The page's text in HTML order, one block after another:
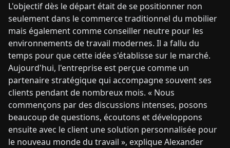
L'objectif dès le départ était de se positionner non
seulement dans le commerce traditionnel du mobilier
mais également comme conseiller neutre pour les
environnements de travail modernes. Il a fallu du
temps pour que cette idée s'établisse sur le marché.
Aujourd'hui, l'entreprise est perçue comme un
partenaire stratégique qui accompagne souvent ses
clients pendant de nombreux mois. « Nous
commençons par des discussions intenses, posons
beaucoup de questions, écoutons et développons
ensuite avec le client une solution personnalisée pour
le nouveau monde du travail », explique Alexander